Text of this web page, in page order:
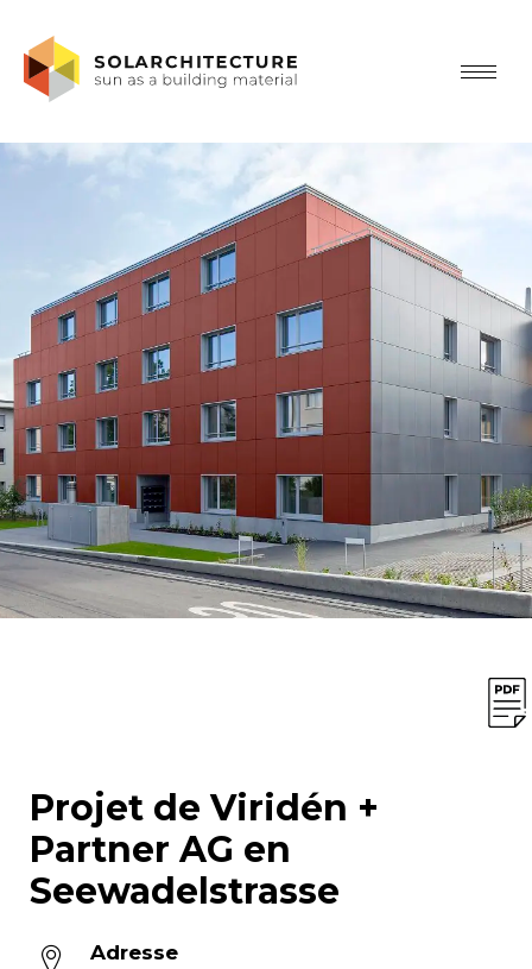
Projet de Viridén +
Partner AG en
Seewadelstrasse
Adresse